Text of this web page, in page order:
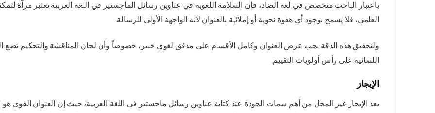
باعتبار الباحث متخصص في لغة الضاد، فإن السلامة اللغوية في عناوين رسائل الماجستير في اللغة العربية تعتبر مرآة
العلمي، فلا يسمح بوجود أي هفوة نحوية أو إملائية بالعنوان لأنه الواجهة الأولى للرسالة.
ولتحقيق هذه الدقة يجب عرض العنوان وكامل الأقسام على مدقق لغوي خبير، خصوصاً وأن لجان المناقشة والتحكيم تضع
اللسانية على رأس أولويات التقييم.
الإيجاز
يعد الإيجاز غير المخل من أهم سمات الجودة عند كتابة عناوين رسائل ماجستير في اللغة العربية، حيث إن العنوان القوي هو